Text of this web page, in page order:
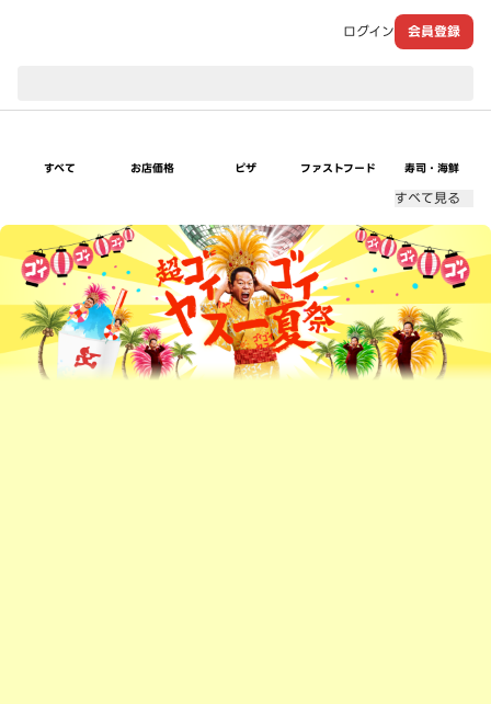
ログイン 会員登録
すべて お店価格 ピザ ファストフード 寿司・海鮮
すべて見る
超ゴイゴイヤスー夏祭